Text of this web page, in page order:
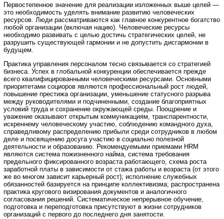
Первостепенное значение для реализации изложенных выше целей —
это необходимость уделять внимание развитию человеческих
ресурсов. Люди рассматриваются как главное конкурентное богатство
любой организации (включая нацию). Человеческие ресурсы
необходимо развивать с целью достичь стратегических целей, не
разрушить существующей гармонии и не допустить дисгармонии в
будущем.
Практика управления персоналом тесно связывается со стратегией
бизнеса. Успех в глобальной конкуренции обеспечивается прежде
всего квалифицированными человеческими ресурсами. Основными
приоритетами социоров являются профессиональный рост людей,
повышение престижа организации, уменьшение статусного разрыва
между руководителями и подчиненными, создание благоприятных
условий труда и сохранение окружающей среды. Поощрение и
уважение оказывают открытым коммуникациям, транспарентности,
искреннему человеческому участию, соблюдению командного духа,
справедливому распределению прибыли среди сотрудников в любом
деле и посвящению досуга участию в социально полезной
деятельности и образованию. Рекомендуемыми приемами HRM
являются система пожизненного найма, система требования
предельного фиксированного возраста работающего, схема роста
заработной платы в зависимости от стажа работы и возраста (от этого
же во многом зависит карьерный рост); исполнение служебных
обязанностей базируется на принципе коллективизма; распространена
практика кругового визирования документов и аналогичного
согласования решений. Систематическое непрерывное обучение,
подготовка и переподготовка присутствуют в жизни сотрудников
организаций с первого до последнего дня занятости.